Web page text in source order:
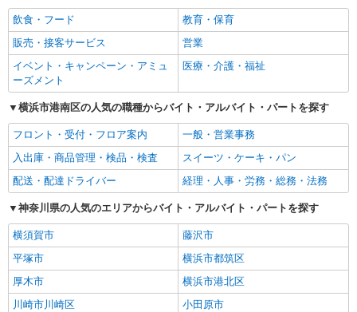
飲食・フード
教育・保育
販売・接客サービス
営業
イベント・キャンペーン・アミュ
ーズメント
医療・介護・福祉
横浜市港南区の人気の職種からバイト・アルバイト・パートを探す
フロント・受付・フロア案内
一般・営業事務
入出庫・商品管理・検品・検査
スイーツ・ケーキ・パン
配送・配達ドライバー
経理・人事・労務・総務・法務
神奈川県の人気のエリアからバイト・アルバイト・パートを探す
横須賀市
藤沢市
平塚市
横浜市都筑区
厚木市
横浜市港北区
川崎市川崎区
小田原市